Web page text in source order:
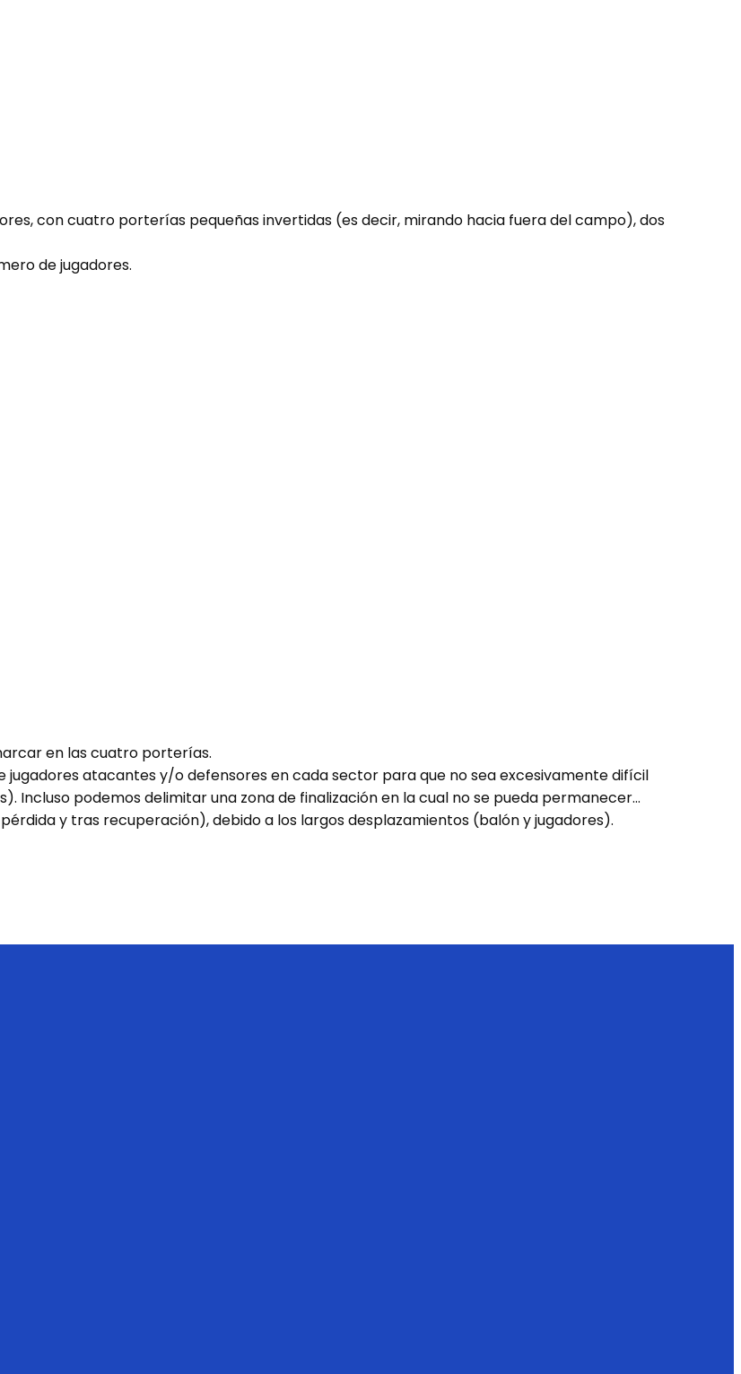
con cuatro porterías pequeñas invertidas (es decir, mirando hacia fuera del campo), dos
de jugadores.
en las cuatro porterías.
atacantes y/o defensores en cada sector para que no sea excesivamente difícil
Incluso podemos delimitar una zona de finalización en la cual no se pueda permanecer…
y tras recuperación), debido a los largos desplazamientos (balón y jugadores).